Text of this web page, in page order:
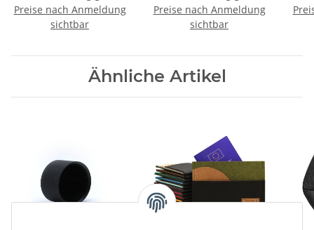
Preise nach Anmeldung
sichtbar
Preise nach Anmeldung
sichtbar
Ähnliche Artikel